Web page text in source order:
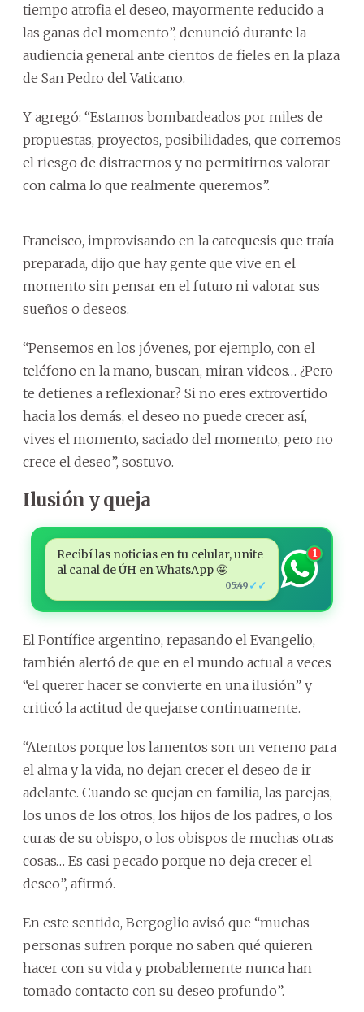
tiempo atrofia el deseo, mayormente reducido a
las ganas del momento”, denunció durante la
audiencia general ante cientos de fieles en la plaza
de San Pedro del Vaticano.
Y agregó: “Estamos bombardeados por miles de
propuestas, proyectos, posibilidades, que corremos
el riesgo de distraernos y no permitirnos valorar
con calma lo que realmente queremos”.
Francisco, improvisando en la catequesis que traía
preparada, dijo que hay gente que vive en el
momento sin pensar en el futuro ni valorar sus
sueños o deseos.
“Pensemos en los jóvenes, por ejemplo, con el
teléfono en la mano, buscan, miran videos… ¿Pero
te detienes a reflexionar? Si no eres extrovertido
hacia los demás, el deseo no puede crecer así,
vives el momento, saciado del momento, pero no
crece el deseo”, sostuvo.
Ilusión y queja
Recibí las noticias en tu celular, unite
al canal de ÚH en WhatsApp 🤩
05:49 ✓✓
1
El Pontífice argentino, repasando el Evangelio,
también alertó de que en el mundo actual a veces
“el querer hacer se convierte en una ilusión” y
criticó la actitud de quejarse continuamente.
“Atentos porque los lamentos son un veneno para
el alma y la vida, no dejan crecer el deseo de ir
adelante. Cuando se quejan en familia, las parejas,
los unos de los otros, los hijos de los padres, o los
curas de su obispo, o los obispos de muchas otras
cosas… Es casi pecado porque no deja crecer el
deseo”, afirmó.
En este sentido, Bergoglio avisó que “muchas
personas sufren porque no saben qué quieren
hacer con su vida y probablemente nunca han
tomado contacto con su deseo profundo”.